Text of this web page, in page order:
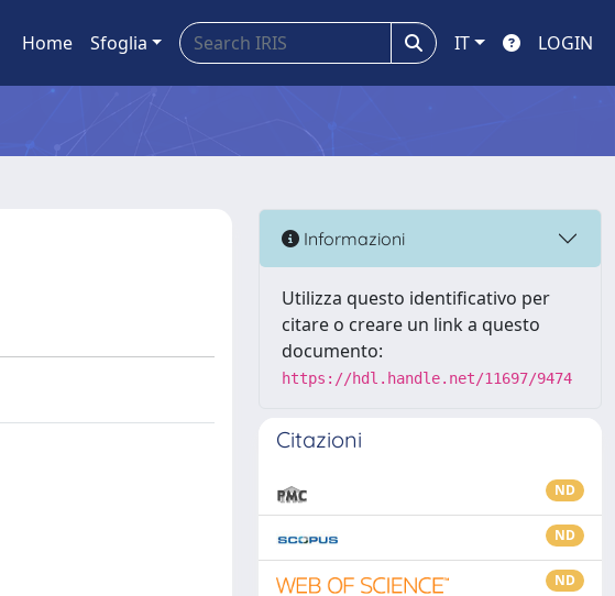
Home Sfoglia IT LOGIN
Informazioni
Utilizza questo identificativo per
citare o creare un link a questo
documento:
https://hdl.handle.net/11697/9474
Citazioni
ND
ND
ND